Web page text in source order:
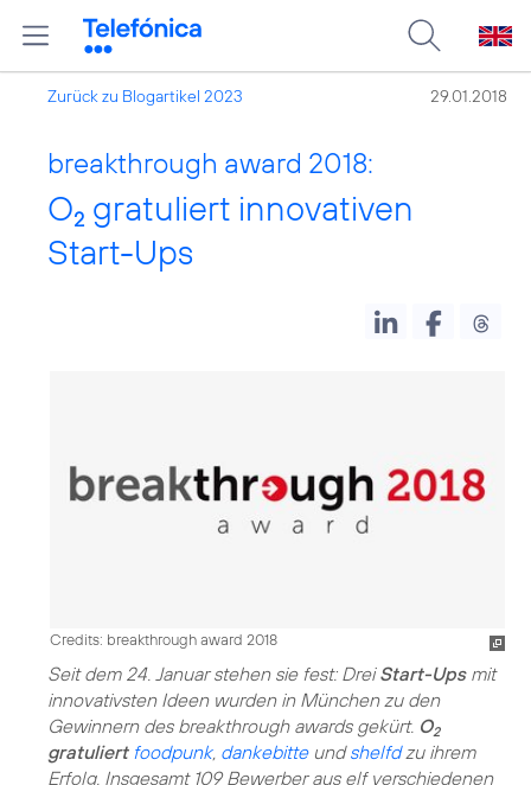
Zurück zu Blogartikel 2023 29.01.2018
breakthrough award 2018:
O2 gratuliert innovativen
Start-Ups
Credits: breakthrough award 2018
Seit dem 24. Januar stehen sie fest: DreiStart-Upsmit
innovativsten Ideen wurden in München zu den
Gewinnern des breakthrough awards gekürt. O2
gratuliert foodpunk, dankebitteundshelfdzu ihrem
Erfolg. Insgesamt 109 Bewerber aus elf verschiedenen